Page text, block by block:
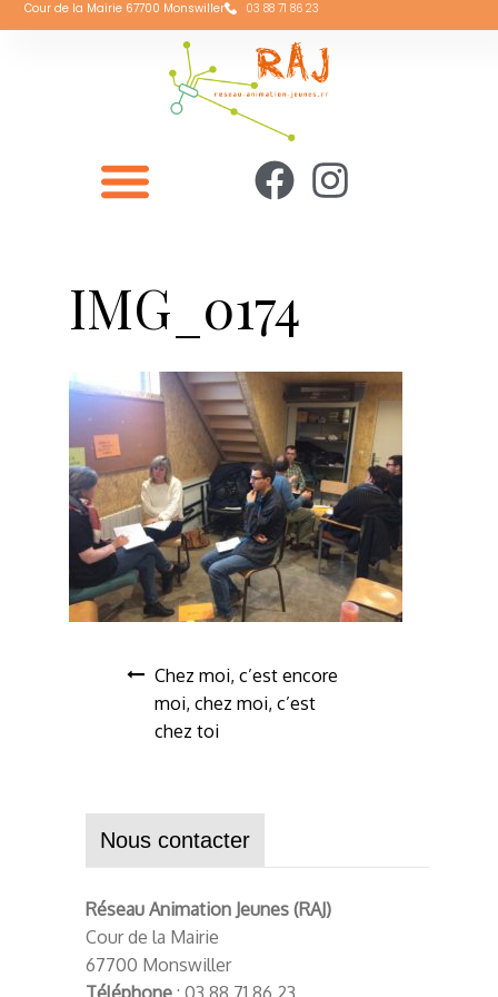
Cour de la Mairie 67700 Monswiller 03 88 71 86 23
IMG_0174
Chez moi, c’est encore
moi, chez moi, c’est
chez toi
Nous contacter
Réseau Animation Jeunes (RAJ)
Cour de la Mairie
67700 Monswiller
Téléphone: 03 88 71 86 23